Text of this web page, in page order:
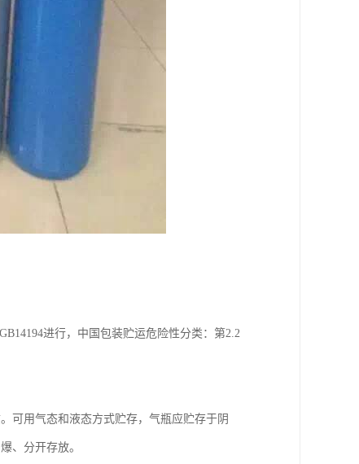
进行，中国包装贮运危险性分类：第2.2
可用气态和液态方式贮存，气瓶应贮存于阴
、分开存放。